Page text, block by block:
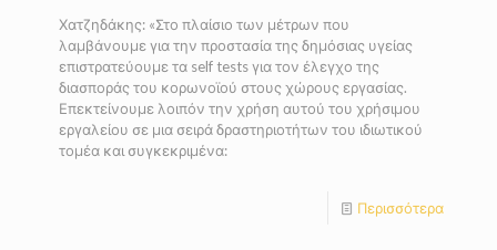
Χατζηδάκης: «Στο πλαίσιο των μέτρων που
λαμβάνουμε για την προστασία της δημόσιας υγείας
επιστρατεύουμε τα self tests για τον έλεγχο της
διασποράς του κορωνοϊού στους χώρους εργασίας.
Επεκτείνουμε λοιπόν την χρήση αυτού του χρήσιμου
εργαλείου σε μια σειρά δραστηριοτήτων του ιδιωτικού
τομέα και συγκεκριμένα:
Περισσότερα